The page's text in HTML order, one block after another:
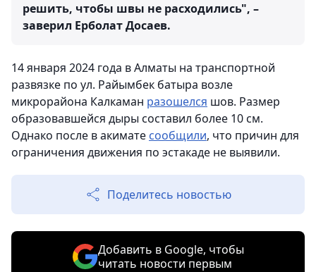
решить, чтобы швы не расходились", –
заверил Ерболат Досаев.
14 января 2024 года в Алматы на транспортной
развязке по ул. Райымбек батыра возле
микрорайона Калкаман разошелся шов. Размер
образовавшейся дыры составил более 10 см.
Однако после в акимате сообщили, что причин для
ограничения движения по эстакаде не выявили.
Поделитесь новостью
Добавить в Google, чтобы
читать новости первым